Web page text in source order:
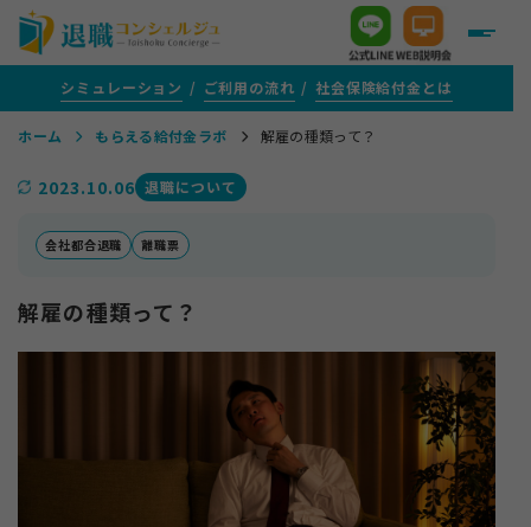
給付金サポートをご検討中の方
評判・口コミ
給付金がもらえる転職支援を活用する方 ＋
1年以上ご通院を続けている方 ＋
シミュレーション ご利用の流れ 社会保険給付金とは
ホーム もらえる給付金ラボ 解雇の種類って？
2023.10.06 退職について
会社都合退職 離職票
解雇の種類って？